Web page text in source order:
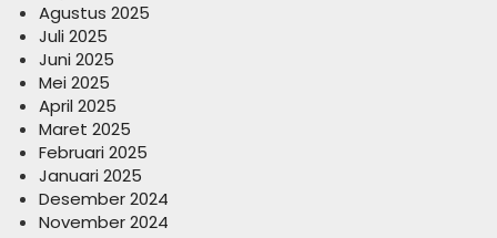
Agustus 2025
Juli 2025
Juni 2025
Mei 2025
April 2025
Maret 2025
Februari 2025
Januari 2025
Desember 2024
November 2024